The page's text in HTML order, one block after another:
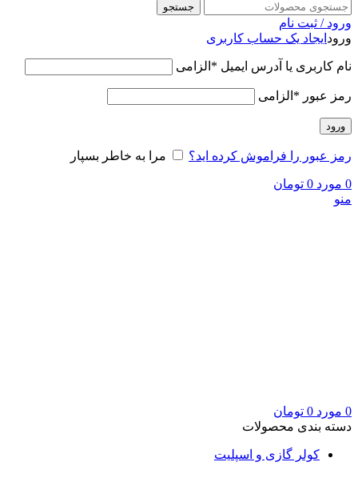
جستجو
ورود / ثبت نام
ورود ایجاد یک حساب کاربری
نام کاربری یا آدرس ایمیل * الزامی
رمز عبور * الزامی
ورود
رمز عبور را فراموش کرده اید؟ مرا به خاطر بسپار
0 مورد 0 تومان
منو
0 مورد 0 تومان
دسته بندی محصولات
کولر گازی و اسپلیت